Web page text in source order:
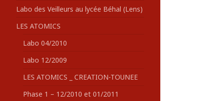
Labo des Veilleurs au lycée Béhal (Lens)
LES ATOMICS
Labo 04/2010
Labo 12/2009
LES ATOMICS _ CREATION-TOUNEE
Phase 1 – 12/2010 et 01/2011